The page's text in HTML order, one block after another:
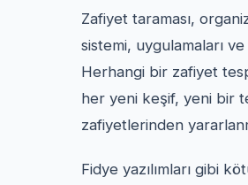
Zafiyet taraması,
sistemi, uygulamaları
Herhangi bir zafiyet
her yeni keşif, yeni bir
zafiyetlerinden
Fidye yazılımları gibi